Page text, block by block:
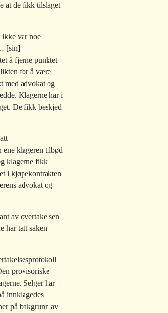
at de fikk tilslaget
ikke var noe
[sin]
å fjerne punktet
for å være
med advokat og
Klagerne har i
De fikk beskjed
ene klageren tilbød
klagerne fikk
i kjøpekontrakten
advokat og
av overtakelsen
har tatt saken
provisoriske
Selger har
innklagedes
på bakgrunn av